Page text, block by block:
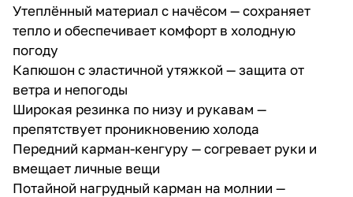
Утеплённый материал с начёсом — сохраняет
тепло и обеспечивает комфорт в холодную
погоду
Капюшон с эластичной утяжкой — защита от
ветра и непогоды
Широкая резинка по низу и рукавам —
препятствует проникновению холода
Передний карман-кенгуру — согревает руки и
вмещает личные вещи
Потайной нагрудный карман на молнии —